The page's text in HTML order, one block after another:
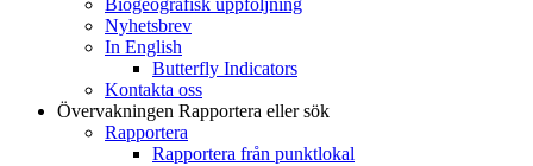
Nyhetsbrev
In English
Butterfly Indicators
Kontakta oss
Övervakningen Rapportera eller sök
Rapportera
Rapportera från punktlokal